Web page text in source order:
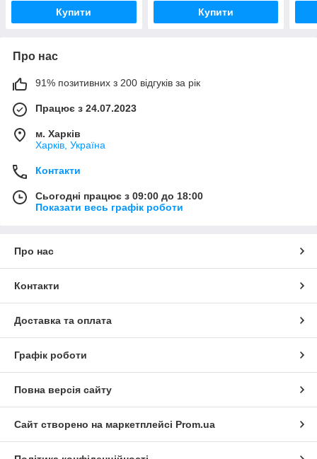
Купити Купити
Про нас
91% позитивних з 200 відгуків за рік
Працює з 24.07.2023
м. Харків
Харків, Україна
Контакти
Сьогодні працює з 09:00 до 18:00
Показати весь графік роботи
Про нас
Контакти
Доставка та оплата
Графік роботи
Повна версія сайту
Сайт створено на маркетплейсі Prom.ua